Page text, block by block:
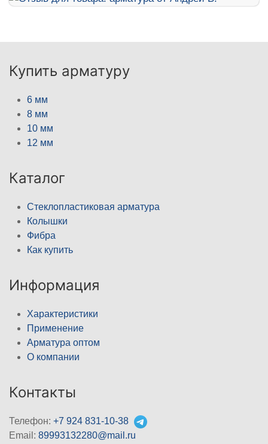
Купить арматуру
6 мм
8 мм
10 мм
12 мм
Каталог
Стеклопластиковая арматура
Колышки
Фибра
Как купить
Информация
Характеристики
Применение
Арматура оптом
О компании
Контакты
Телефон: +7 924 831-10-38
Email: 89993132280@mail.ru